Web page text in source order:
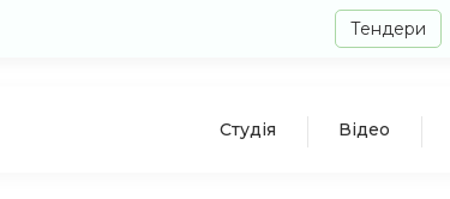
Тендери
Студія Відео